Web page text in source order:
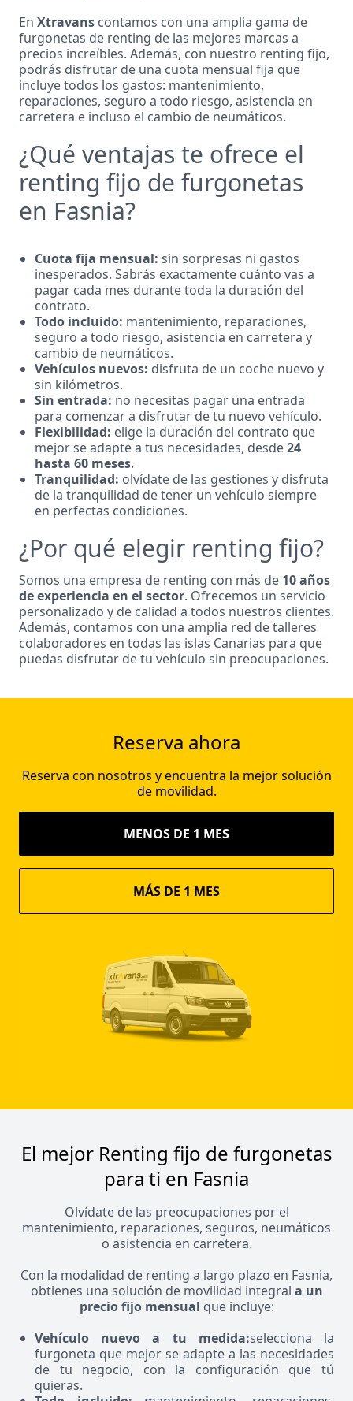
En Xtravans contamos con una amplia gama de
furgonetas de renting de las mejores marcas a
precios increíbles. Además, con nuestro renting fijo,
podrás disfrutar de una cuota mensual fija que
incluye todos los gastos: mantenimiento,
reparaciones, seguro a todo riesgo, asistencia en
carretera e incluso el cambio de neumáticos.
¿Qué ventajas te ofrece el
renting fijo de furgonetas
en Fasnia?
Cuota fija mensual: sin sorpresas ni gastos
inesperados. Sabrás exactamente cuánto vas a
pagar cada mes durante toda la duración del
contrato.
Todo incluido: mantenimiento, reparaciones,
seguro a todo riesgo, asistencia en carretera y
cambio de neumáticos.
Vehículos nuevos: disfruta de un coche nuevo y
sin kilómetros.
Sin entrada: no necesitas pagar una entrada
para comenzar a disfrutar de tu nuevo vehículo.
Flexibilidad: elige la duración del contrato que
mejor se adapte a tus necesidades, desde24
hasta 60 meses.
Tranquilidad: olvídate de las gestiones y disfruta
de la tranquilidad de tener un vehículo siempre
en perfectas condiciones.
¿Por qué elegir renting fijo?
Somos una empresa de renting con más de 10 años
de experiencia en el sector. Ofrecemos un servicio
personalizado y de calidad a todos nuestros clientes.
Además, contamos con una amplia red de talleres
colaboradores en todas las islas Canarias para que
puedas disfrutar de tu vehículo sin preocupaciones.
Reserva ahora
Reserva con nosotros y encuentra la mejor solución
de movilidad.
MENOS DE 1 MES
MÁS DE 1 MES
El mejor Renting fijo de furgonetas
para ti en Fasnia
Olvídate de las preocupaciones por el
mantenimiento, reparaciones, seguros, neumáticos
o asistencia en carretera.
Con la modalidad de renting a largo plazo en Fasnia,
obtienes una solución de movilidad integral a un
precio fijo mensual que incluye:
Vehículo nuevo a tu medida:selecciona la
furgoneta que mejor se adapte a las necesidades
de tu negocio, con la configuración que tú
quieras.